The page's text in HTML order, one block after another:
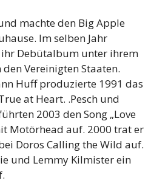
machte den Big Apple
Im selben Jahr
Debütalbum unter ihrem
Vereinigten Staaten.
Huff produzierte 1991 das
at Heart. .Pesch und
2003 den Song „Love
Motörhead auf. 2000 trat er
Doros Calling the Wild auf.
und Lemmy Kilmister ein